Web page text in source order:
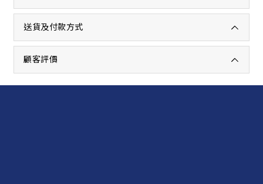
送貨及付款方式
顧客評價